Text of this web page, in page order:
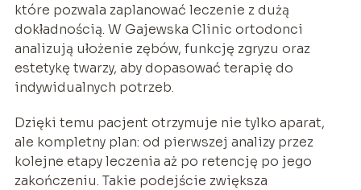
które pozwala zaplanować leczenie z dużą
dokładnością. W Gajewska Clinic ortodonci
analizują ułożenie zębów, funkcję zgryzu oraz
estetykę twarzy, aby dopasować terapię do
indywidualnych potrzeb.
Dzięki temu pacjent otrzymuje nie tylko aparat,
ale kompletny plan: od pierwszej analizy przez
kolejne etapy leczenia aż po retencję po jego
zakończeniu. Takie podejście zwiększa